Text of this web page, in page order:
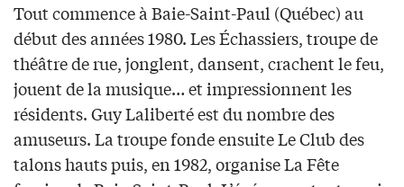
Tout commence à Baie-Saint-Paul (Québec) au
début des années 1980. Les Échassiers, troupe de
théâtre de rue, jonglent, dansent, crachent le feu,
jouent de la musique… et impressionnent les
résidents. Guy Laliberté est du nombre des
amuseurs. La troupe fonde ensuite Le Club des
talons hauts puis, en 1982, organise La Fête